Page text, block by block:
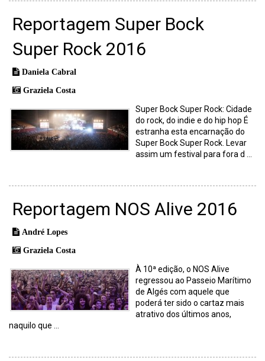
Reportagem Super Bock
Super Rock 2016
Daniela Cabral
Graziela Costa
Super Bock Super Rock: Cidade
do rock, do indie e do hip hop É
estranha esta encarnação do
Super Bock Super Rock. Levar
assim um festival para fora d ...
Reportagem NOS Alive 2016
André Lopes
Graziela Costa
À 10ª edição, o NOS Alive
regressou ao Passeio Marítimo
de Algés com aquele que
poderá ter sido o cartaz mais
atrativo dos últimos anos,
naquilo que ...